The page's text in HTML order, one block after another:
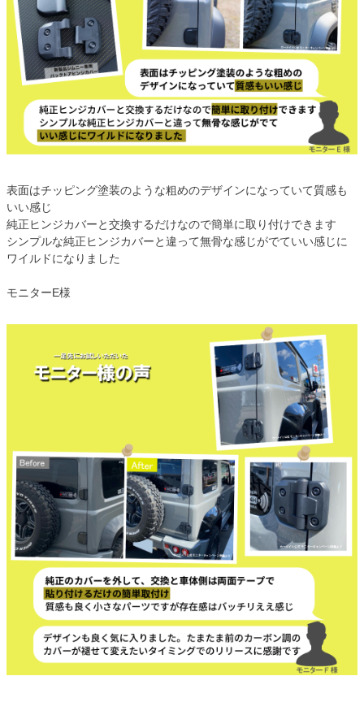
表面はチッピング塗装のような粗めのデザインになっていて質感も
いい感じ
純正ヒンジカバーと交換するだけなので簡単に取り付けできます
シンプルな純正ヒンジカバーと違って無骨な感じがでていい感じに
ワイルドになりました
モニターE様